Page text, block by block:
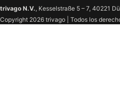
trivago N.V., Kesselstraße 5 – 7, 40221
Copyright 2026 trivago | Todos los